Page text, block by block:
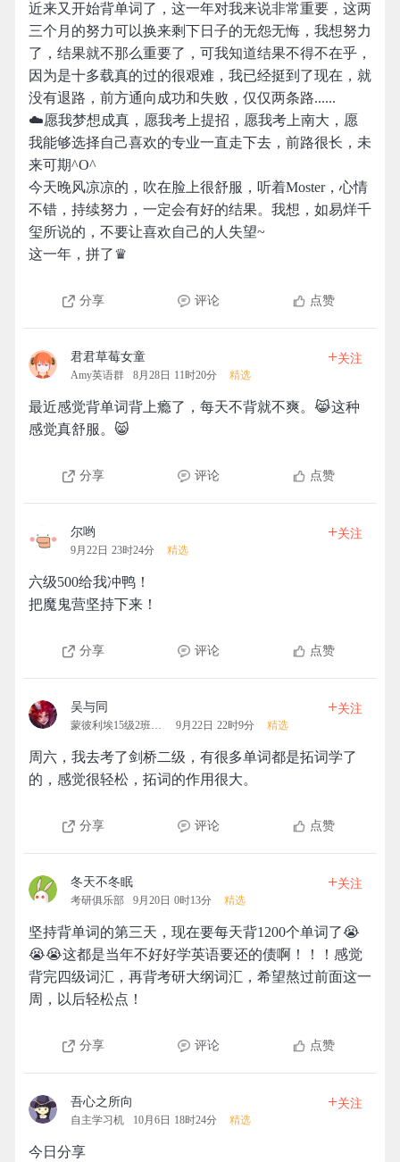
近来又开始背单词了，这一年对我来说非常重要，这两
三个月的努力可以换来剩下日子的无怨无悔，我想努力
了，结果就不那么重要了，可我知道结果不得不在乎，
因为是十多载真的过的很艰难，我已经挺到了现在，就
没有退路，前方通向成功和失败，仅仅两条路......
☁️愿我梦想成真，愿我考上提招，愿我考上南大，愿
我能够选择自己喜欢的专业一直走下去，前路很长，未
来可期^O^
今天晚风凉凉的，吹在脸上很舒服，听着Moster，心情
不错，持续努力，一定会有好的结果。我想，如易烊千
玺所说的，不要让喜欢自己的人失望~
这一年，拼了♛
分享 评论 点赞
君君草莓女童
Amy英语群 8月28日 11时20分 精选
+关注
最近感觉背单词背上瘾了，每天不背就不爽。😹这种
感觉真舒服。😸
分享 评论 点赞
尔哟
9月22日 23时24分 精选
+关注
六级500给我冲鸭！
把魔鬼营坚持下来！
分享 评论 点赞
吴与同
蒙彼利埃15级2班拓团 9月22日 22时9分 精选
+关注
周六，我去考了剑桥二级，有很多单词都是拓词学了
的，感觉很轻松，拓词的作用很大。
分享 评论 点赞
冬天不冬眠
考研俱乐部 9月20日 0时13分 精选
+关注
坚持背单词的第三天，现在要每天背1200个单词了😭
😭😭这都是当年不好好学英语要还的债啊！！！感觉
背完四级词汇，再背考研大纲词汇，希望熬过前面这一
周，以后轻松点！
分享 评论 点赞
吾心之所向
自主学习机 10月6日 18时24分 精选
+关注
今日分享